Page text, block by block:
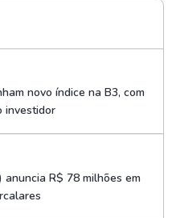
novo índice na B3, com
investidor
anuncia R$ 78 milhões em